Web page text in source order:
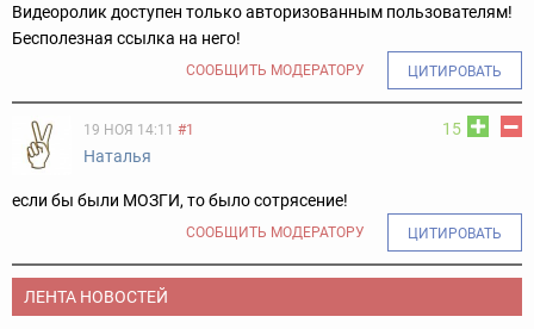
Видеоролик доступен только авторизованным пользователям!
Бесполезная ссылка на него!
СООБЩИТЬ МОДЕРАТОРУ ЦИТИРОВАТЬ
15
19 НОЯ 14:11 #1
Наталья
если бы были МОЗГИ, то было сотрясение!
СООБЩИТЬ МОДЕРАТОРУ ЦИТИРОВАТЬ
ЛЕНТА НОВОСТЕЙ